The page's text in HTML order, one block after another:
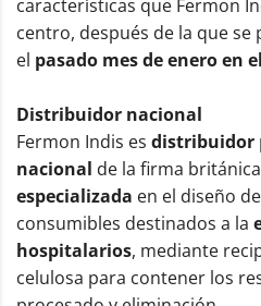
características que Fermon
centro, después de la que
el pasado mes de enero en
Distribuidor nacional
Fermon Indis es distribuidor
nacional de la firma británica
especializada en el diseño
consumibles destinados a la
hospitalarios, mediante
celulosa para contener los